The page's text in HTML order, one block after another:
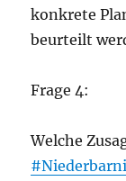
konkrete
beurteilt
Frage 4:
Welche